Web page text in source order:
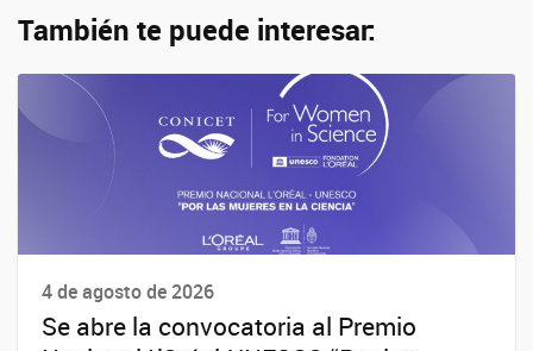
También te puede interesar:
4 de agosto de 2026
Se abre la convocatoria al Premio